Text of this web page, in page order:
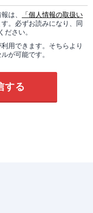
は、
「個人情報の取扱い
。必ずお読みになり、同
ださい。
用できます。そちらより
が可能です。